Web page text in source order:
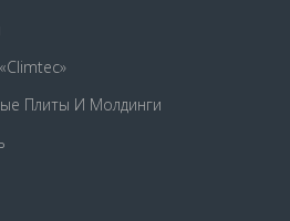
Плиты И Молдинги